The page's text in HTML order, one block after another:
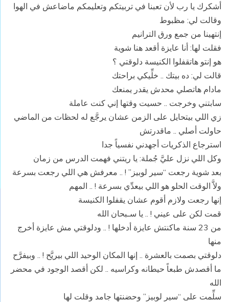
أشكرك يا رب لأن تعبنا في تربيتكم وتعليمكم ماضاعش في الهوا
وقالت لي: مظبوط
إنتهينا من جمع ورق الترانيم
فقلت لها: أنا عايزة أقعد هنا شوية
هو إنتو هاتقفلوا الكنيسة دلوقتي ؟
قالت لي: ده بيتك .. خلِّيكي براحتك
مادام هاتصلي محدش يقدر يمنعك
سابتني وخرجت .. حسيت وقتها إني كنت عاملة
زي اللي بيتحايل على الزمن عشان يرجَّع له لحظات من الماضي
حاولت أصلي .. ماقدرتش
استرجاع الذكريات أجهدني نفسياً جدا
وكل اللي نزل عليَّ جُملة: يا ريتني فهمت الدرس من زمان
بعد شوية رجعت “سير لوبيز” ! .. معرفش هي اللي رجعت بسرعة
ولاَّ الوقت الحلو هو اللي بيعدِّي بسرعة ! .. المهم
إنها رجعت ولازم أقوم عشان يقفلوا الكنيسة
قمت لكن على عيني ! .. يا سـبحان الله
من 23 سنة ماكنتش عايزة أدخلها ! .. ودلوقتي مش عايزة أخرج
منها
دلوقتي بصمت بالعشرة .. إنها المكان الوحيد اللي بيريَّح ! .. وبيفرَّح
ما أقصدش طبعاً حيطانه وكراسيه .. لكن أقصد الوجود في محضر
الله
سلِّمت على “سير لوبيز” وحضنتها جامد وقلت لها